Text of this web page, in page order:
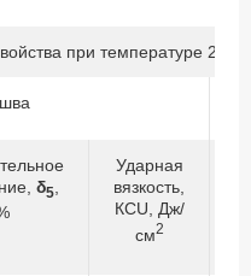
при температуре
δ5
Ударная
вязкость,
КСU, Дж/
см2